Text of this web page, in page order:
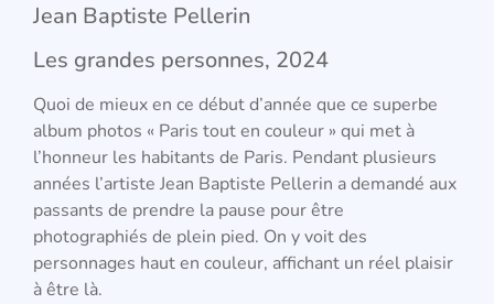
Jean Baptiste Pellerin
Les grandes personnes, 2024
Quoi de mieux en ce début d’année que ce superbe
album photos « Paris tout en couleur » qui met à
l’honneur les habitants de Paris. Pendant plusieurs
années l’artiste Jean Baptiste Pellerin a demandé aux
passants de prendre la pause pour être
photographiés de plein pied. On y voit des
personnages haut en couleur, affichant un réel plaisir
à être là.